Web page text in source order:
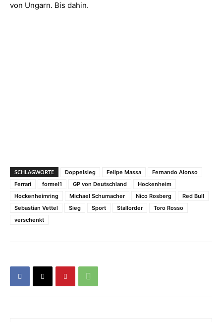
von Ungarn. Bis dahin.
SCHLAGWORTE Doppelsieg Felipe Massa
Fernando Alonso
Ferrari
formel1 GP von Deutschland
Hockenheim
Hockenheimring
Michael Schumacher Nico Rosberg
Red Bull
Sebastian Vettel
Sieg Sport Stallorder
Toro Rosso
verschenkt